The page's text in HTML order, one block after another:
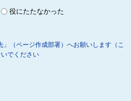
役にたたなかった
（ページ作成部署）へお願いします（こ
でください